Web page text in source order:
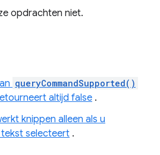
opdrachten niet.
queryCommandSupported()
altijd false .
knippen alleen als u
selecteert .